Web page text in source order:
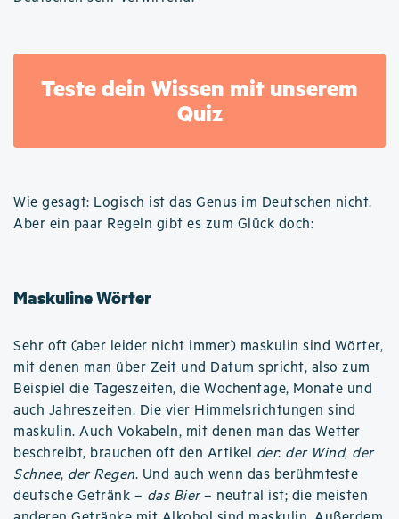
Teste dein Wissen mit unserem
Quiz
Wie gesagt: Logisch ist das Genus im Deutschen nicht.
Aber ein paar Regeln gibt es zum Glück doch:
Maskuline Wörter
Sehr oft (aber leider nicht immer) maskulin sind Wörter,
mit denen man über Zeit und Datum spricht, also zum
Beispiel die Tageszeiten, die Wochentage, Monate und
auch Jahreszeiten. Die vier Himmelsrichtungen sind
maskulin. Auch Vokabeln, mit denen man das Wetter
beschreibt, brauchen oft den Artikel der: der Wind, der
Schnee, der Regen. Und auch wenn das berühmteste
deutsche Getränk – das Bier– neutral ist; die meisten